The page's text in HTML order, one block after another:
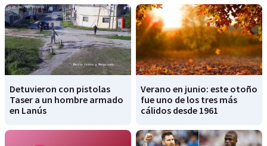
Detuvieron con pistolas
Taser a un hombre armado
en Lanús
Verano en junio: este otoño
fue uno de los tres más
cálidos desde 1961